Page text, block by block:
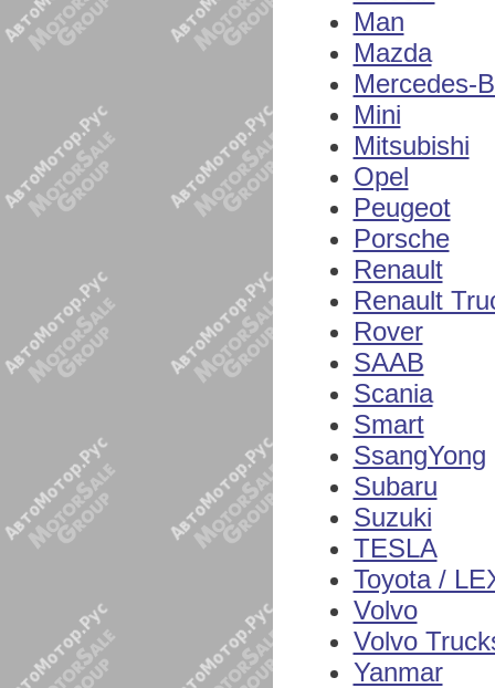
Man
Mazda
Mercedes-
Mini
Mitsubishi
Opel
Peugeot
Porsche
Renault
Renault
Rover
SAAB
Scania
Smart
SsangYong
Subaru
Suzuki
TESLA
Toyota /
Volvo
Volvo
Yanmar